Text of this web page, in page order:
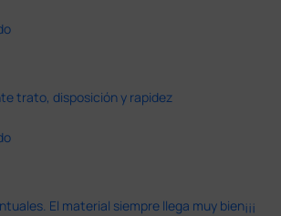
trato, disposición y rapidez
El material siempre llega muy bien¡¡¡